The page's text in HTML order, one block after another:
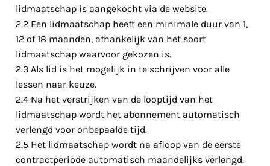
lidmaatschap is aangekocht via de website.
2.2 Een lidmaatschap heeft een minimale duur van 1,
12 of 18 maanden, afhankelijk van het soort
lidmaatschap waarvoor gekozen is.
2.3 Als lid is het mogelijk in te schrijven voor alle
lessen naar keuze.
2.4 Na het verstrijken van de looptijd van het
lidmaatschap wordt het abonnement automatisch
verlengd voor onbepaalde tijd.
2.5 Het lidmaatschap wordt na afloop van de eerste
contractperiode automatisch maandelijks verlengd.